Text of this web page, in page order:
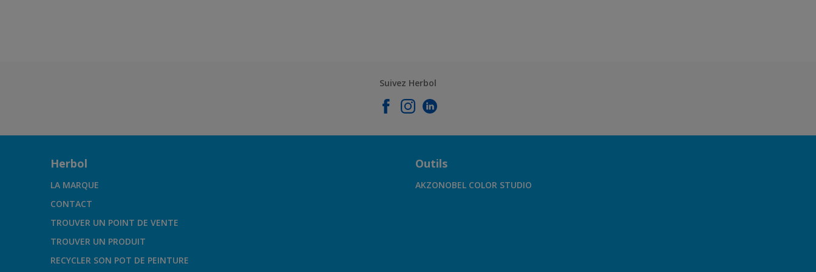
Suivez Herbol
Herbol
LA MARQUE
CONTACT
TROUVER UN POINT DE VENTE
TROUVER UN PRODUIT
RECYCLER SON POT DE PEINTURE
Outils
AKZONOBEL COLOR STUDIO